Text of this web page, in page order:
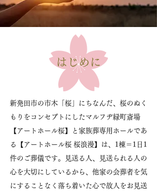
新発田市の市木「桜」にちなんだ、桜のぬく
もりをコンセプトにしたマルフヂ緑町斎場
【アートホール桜】と家族葬専用ホールであ
る【アートホール桜 桜浪漫】は、1棟＝1日1
件のご葬儀です。見送る人、見送られる人の
心を大切にしているから、他家の会葬者を気
にすることなく落ち着いた心で故人をお見送
はじめに